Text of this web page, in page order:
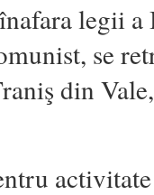
legii
se
din